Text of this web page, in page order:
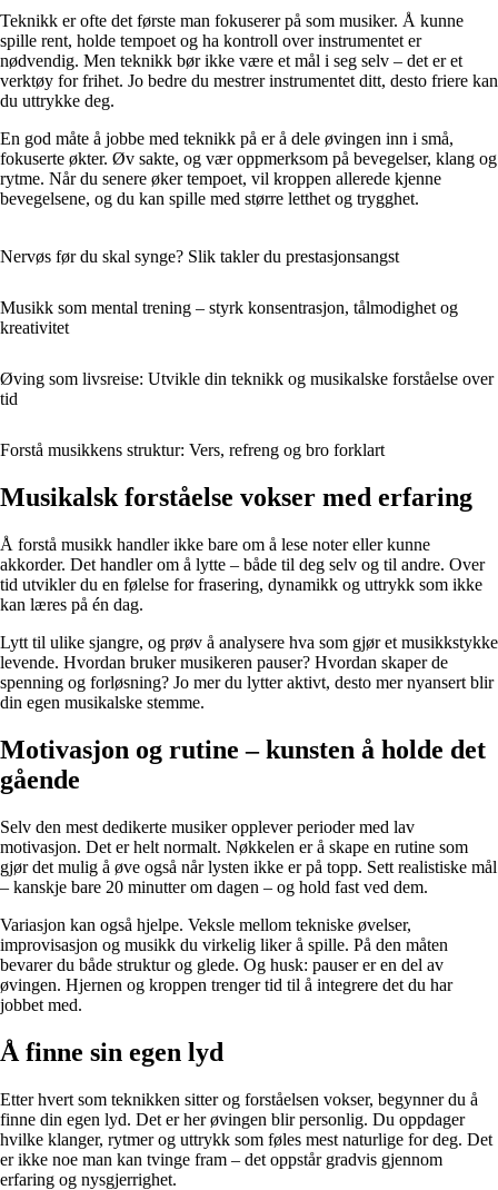
Teknikk er ofte det første man fokuserer på som musiker. Å kunne
spille rent, holde tempoet og ha kontroll over instrumentet er
nødvendig. Men teknikk bør ikke være et mål i seg selv – det er et
verktøy for frihet. Jo bedre du mestrer instrumentet ditt, desto friere kan
du uttrykke deg.
En god måte å jobbe med teknikk på er å dele øvingen inn i små,
fokuserte økter. Øv sakte, og vær oppmerksom på bevegelser, klang og
rytme. Når du senere øker tempoet, vil kroppen allerede kjenne
bevegelsene, og du kan spille med større letthet og trygghet.
Nervøs før du skal synge? Slik takler du prestasjonsangst
Musikk som mental trening – styrk konsentrasjon, tålmodighet og
kreativitet
Øving som livsreise: Utvikle din teknikk og musikalske forståelse over
tid
Forstå musikkens struktur: Vers, refreng og bro forklart
Musikalsk forståelse vokser med erfaring
Å forstå musikk handler ikke bare om å lese noter eller kunne
akkorder. Det handler om å lytte – både til deg selv og til andre. Over
tid utvikler du en følelse for frasering, dynamikk og uttrykk som ikke
kan læres på én dag.
Lytt til ulike sjangre, og prøv å analysere hva som gjør et musikkstykke
levende. Hvordan bruker musikeren pauser? Hvordan skaper de
spenning og forløsning? Jo mer du lytter aktivt, desto mer nyansert blir
din egen musikalske stemme.
Motivasjon og rutine – kunsten å holde det
gående
Selv den mest dedikerte musiker opplever perioder med lav
motivasjon. Det er helt normalt. Nøkkelen er å skape en rutine som
gjør det mulig å øve også når lysten ikke er på topp. Sett realistiske mål
– kanskje bare 20 minutter om dagen – og hold fast ved dem.
Variasjon kan også hjelpe. Veksle mellom tekniske øvelser,
improvisasjon og musikk du virkelig liker å spille. På den måten
bevarer du både struktur og glede. Og husk: pauser er en del av
øvingen. Hjernen og kroppen trenger tid til å integrere det du har
jobbet med.
Å finne sin egen lyd
Etter hvert som teknikken sitter og forståelsen vokser, begynner du å
finne din egen lyd. Det er her øvingen blir personlig. Du oppdager
hvilke klanger, rytmer og uttrykk som føles mest naturlige for deg. Det
er ikke noe man kan tvinge fram – det oppstår gradvis gjennom
erfaring og nysgjerrighet.